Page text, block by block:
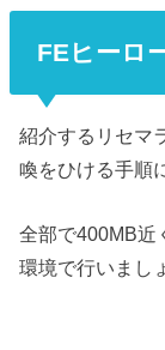
FEヒーロ
紹介するリセマ
喚をひける手順
全部で400MB近
環境で行いまし